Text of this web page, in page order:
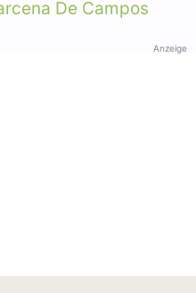
De Campos
Anzeige